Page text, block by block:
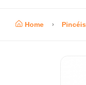
Home Pincéis